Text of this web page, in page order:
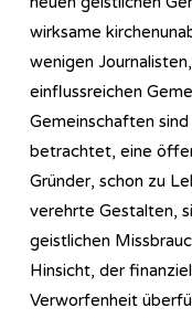
wirksame
wenigen
einflussreichen
Gemeinschaften
betrachtet, eine
Gründer, schon zu
verehrte Gestalten,
geistlichen
Hinsicht, der
Verworfenheit